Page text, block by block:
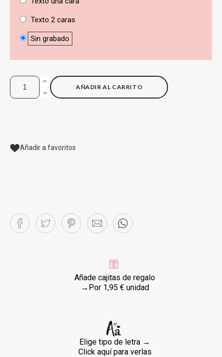
Texto 2 caras
Sin grabado
AÑADIR AL CARRITO
Añadir a favoritos
Añade cajitas de regalo
→Por 1,95 € unidad
Elige tipo de letra →
Click aquí para verlas